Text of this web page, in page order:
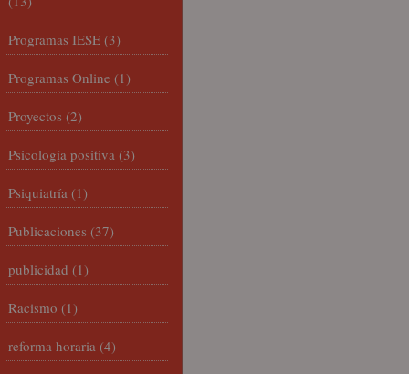
Programas IESE (3)
Programas Online (1)
Proyectos (2)
Psicología positiva (3)
Psiquiatría (1)
Publicaciones (37)
publicidad (1)
Racismo (1)
reforma horaria (4)